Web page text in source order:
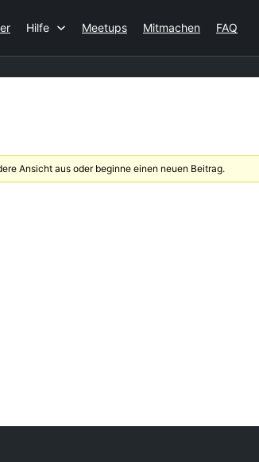
Hilfe Meetups Mitmachen FAQ
Ansicht aus oder beginne einen neuen Beitrag.